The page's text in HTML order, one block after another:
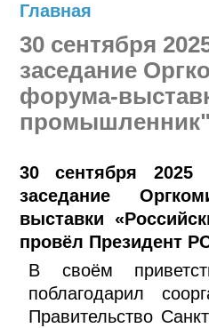
Главная
30 сентября
заседание
форума-
30 сентября
заседание
выставки
провёл Президент
В своём
поблагодарил
Правительство